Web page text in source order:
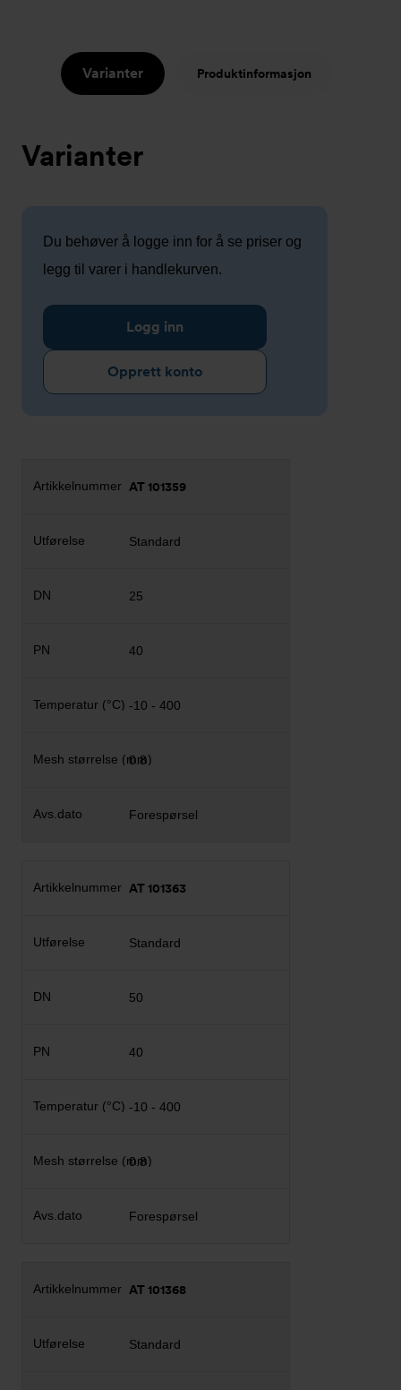
Varianter Produktinformasjon
Varianter
Du behøver å logge inn for å se priser og
legg til varer i handlekurven.
Logg inn
Opprett konto
AT 101359
Standard
25
40
-10 - 400
0.8
Forespørsel
AT 101363
Standard
50
40
-10 - 400
0.8
Forespørsel
AT 101368
Standard